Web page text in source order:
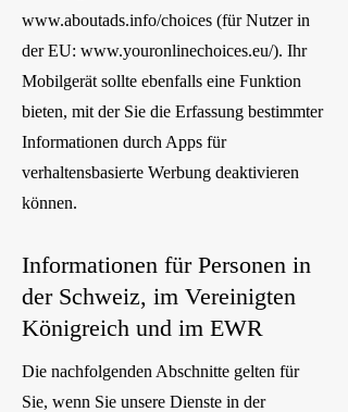
www.aboutads.info/choices (für Nutzer in
der EU: www.youronlinechoices.eu/). Ihr
Mobilgerät sollte ebenfalls eine Funktion
bieten, mit der Sie die Erfassung bestimmter
Informationen durch Apps für
verhaltensbasierte Werbung deaktivieren
können.
Informationen für Personen in
der Schweiz, im Vereinigten
Königreich und im EWR
Die nachfolgenden Abschnitte gelten für
Sie, wenn Sie unsere Dienste in der